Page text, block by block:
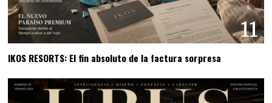
11
IKOS RESORTS: El fin absoluto de la factura sorpresa